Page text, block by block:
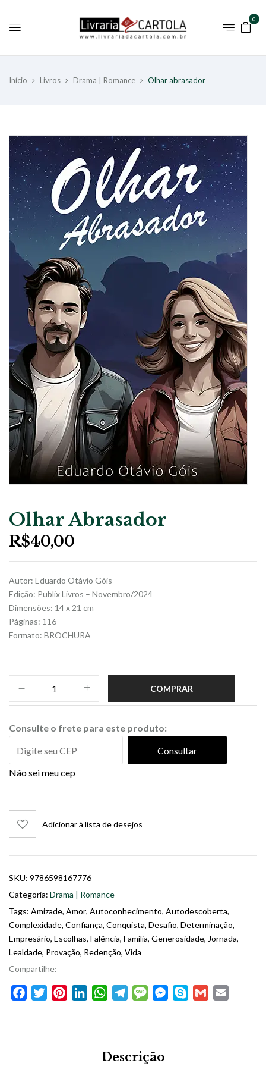
0
Início Livros Drama | Romance Olhar abrasador
Olhar Abrasador
R$40,00
Autor: Eduardo Otávio Góis
Edição: Publix Livros – Novembro/2024
Dimensões: 14 x 21 cm
Páginas: 116
Formato: BROCHURA
COMPRAR
Consulte o frete para este produto:
Consultar
Não sei meu cep
Adicionar à lista de desejos
SKU: 9786598167776
Categoria: Drama | Romance
Tags: Amizade, Amor, Autoconhecimento, Autodescoberta,
Complexidade, Confiança, Conquista, Desafio, Determinação,
Empresário, Escolhas, Falência, Família, Generosidade, Jornada,
Lealdade, Provação, Redenção, Vida
Compartilhe:
FacebookTwitterPinterestLinkedInWhatsAppTelegramMessageMessenger
Skype Gmail
Descrição